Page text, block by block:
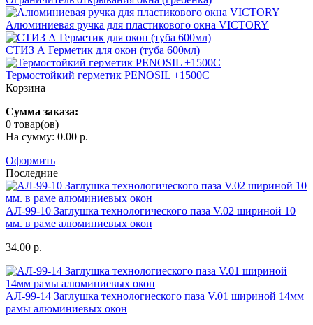
Алюминиевая ручка для пластикового окна VICTORY
СТИЗ А Герметик для окон (туба 600мл)
Термостойкий герметик PENOSIL +1500C
Корзина
Сумма заказа:
0 товар(ов)
На сумму: 0.00 р.
Оформить
Последние
АЛ-99-10 Заглушка технологического паза V.02 шириной 10
мм. в раме алюминиевых окон
34.00 р.
АЛ-99-14 Заглушка технологиеского паза V.01 шириной 14мм
рамы алюминиевых окон